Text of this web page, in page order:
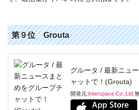
第９位 Grouta
グルータ / 最新ニュ
ャットで！(Grouta)
開発元:Interspace Co.,Ltd.